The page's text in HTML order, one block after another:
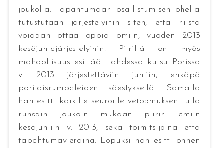
joukolla. Tapahtumaan osallistumisen ohella
tutustutaan järjestelyihin siten, että niistä
voidaan ottaa oppia omiin, vuoden 2013
kesäjuhlajärjestelyihin. Piirillä on myös
mahdollisuus esittää Lahdessa kutsu Porissa
v. 2013 järjestettäviin juhliin, ehkäpä
porilaisrumpaleiden säestyksellä. Samalla
hän esitti kaikille seuroille vetoomuksen tulla
runsain joukoin mukaan piirin omiin
kesäjuhliin v. 2013, sekä toimitsijoina että
tapahtumavieraina. Lopuksi hän esitti onnen